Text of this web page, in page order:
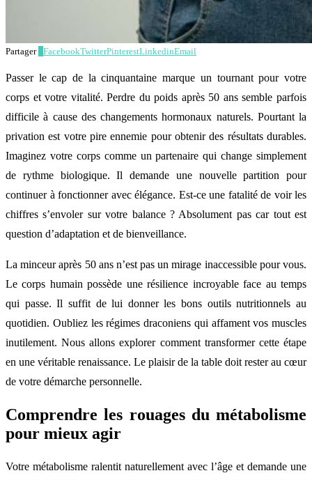
Partager FacebookTwitterPinterestLinkedinEmail
Passer le cap de la cinquantaine marque un tournant pour votre
corps et votre vitalité. Perdre du poids après 50 ans semble parfois
difficile à cause des changements hormonaux naturels. Pourtant la
privation est votre pire ennemie pour obtenir des résultats durables.
Imaginez votre corps comme un partenaire qui change simplement
de rythme biologique. Il demande une nouvelle partition pour
continuer à fonctionner avec élégance. Est-ce une fatalité de voir les
chiffres s’envoler sur votre balance ? Absolument pas car tout est
question d’adaptation et de bienveillance.
La minceur après 50 ans n’est pas un mirage inaccessible pour vous.
Le corps humain possède une résilience incroyable face au temps
qui passe. Il suffit de lui donner les bons outils nutritionnels au
quotidien. Oubliez les régimes draconiens qui affament vos muscles
inutilement. Nous allons explorer comment transformer cette étape
en une véritable renaissance. Le plaisir de la table doit rester au cœur
de votre démarche personnelle.
Comprendre les rouages du métabolisme
pour mieux agir
Votre métabolisme ralentit naturellement avec l’âge et demande une